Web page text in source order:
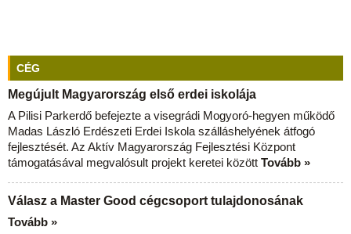
CÉG
Megújult Magyarország első erdei iskolája
A Pilisi Parkerdő befejezte a visegrádi Mogyoró-hegyen működő
Madas László Erdészeti Erdei Iskola szálláshelyének átfogó
fejlesztését. Az Aktív Magyarország Fejlesztési Központ
támogatásával megvalósult projekt keretei között Tovább »
Válasz a Master Good cégcsoport tulajdonosának
Tovább »